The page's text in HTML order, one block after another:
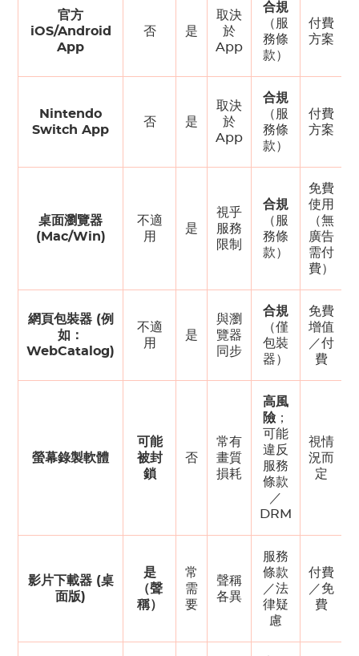
官方
iOS/Android
App
否 是
取決
於
App
合規
（服
務條
款）
付費
方案
Nintendo
Switch App
否 是
取決
於
App
合規
（服
務條
款）
付費
方案
桌面瀏覽器
(Mac/Win)
不適
用
是
視乎
服務
限制
合規
（服
務條
款）
免費
使用
（無
廣告
需付
費）
網頁包裝器 (例
如：
WebCatalog)
不適
用
是
與瀏
覽器
同步
合規
（僅
包裝
器）
免費
增值
／付
費
螢幕錄製軟體
可能
被封
鎖
否
常有
畫質
損耗
高風
險 ；
可能
違反
服務
條款
／
DRM
視情
況而
定
影片下載器 (桌
面版)
是
（聲
稱）
常
需
要
聲稱
各異
服務
條款
／法
律疑
慮
付費
／免
費